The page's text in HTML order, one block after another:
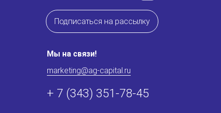
marketing@ag-capital.ru
Мы на связи!
+ 7 (343) 351-78-45
Подписаться на рассылку